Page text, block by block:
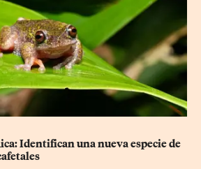
Identifican una nueva especie de